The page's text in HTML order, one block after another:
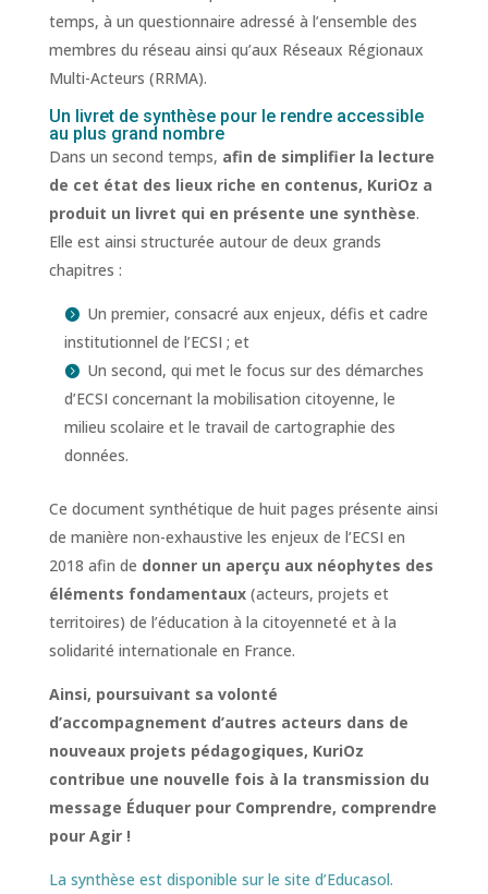
temps, à un questionnaire adressé à l’ensemble des
membres du réseau ainsi qu’aux Réseaux Régionaux
Multi-Acteurs (RRMA).
Un livret de synthèse pour le rendre accessible
au plus grand nombre
Dans un second temps, afin de simplifier la lecture
de cet état des lieux riche en contenus, KuriOz a
produit un livret qui en présente une synthèse.
Elle est ainsi structurée autour de deux grands
chapitres :
Un premier, consacré aux enjeux, défis et cadre
institutionnel de l’ECSI ; et
Un second, qui met le focus sur des démarches
d’ECSI concernant la mobilisation citoyenne, le
milieu scolaire et le travail de cartographie des
données.
Ce document synthétique de huit pages présente ainsi
de manière non-exhaustive les enjeux de l’ECSI en
2018 afin de donner un aperçu aux néophytes des
éléments fondamentaux(acteurs, projets et
territoires) de l’éducation à la citoyenneté et à la
solidarité internationale en France.
Ainsi, poursuivant sa volonté
d’accompagnement d’autres acteurs dans de
nouveaux projets pédagogiques, KuriOz
contribue une nouvelle fois à la transmission du
message Éduquer pour Comprendre, comprendre
pour Agir !
La synthèse est disponible sur le site d’Educasol.